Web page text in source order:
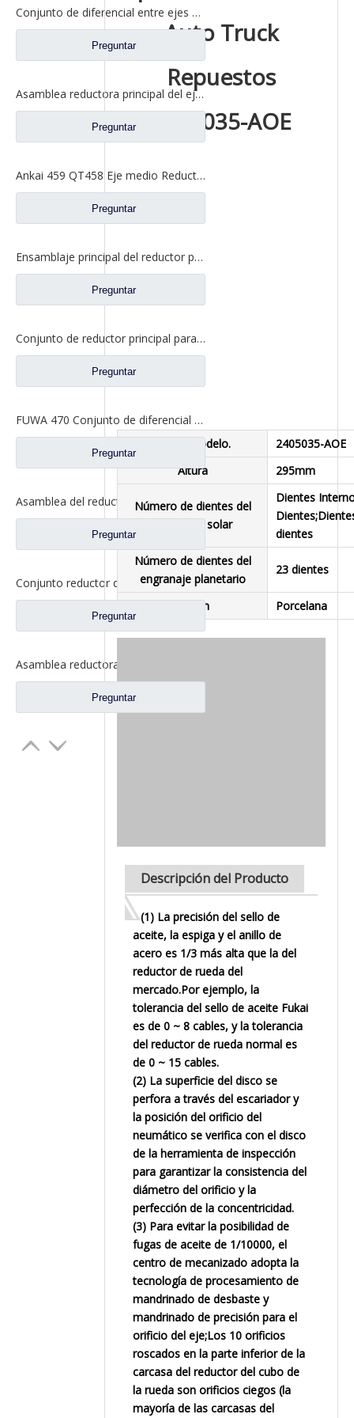
Conjunto de diferencial entre ejes para repuestos de camiones FAW Jiefang 475 2507055-K5H
Preguntar
Asamblea reductora principal del eje medio para los recambios AZ7121320745 AZ9231320745 del camión de Sinotruk Steyr HOWO HC16
Preguntar
Ankai 459 QT458 Eje medio Reductor principal Asamblea para Foton Auman Truck Repuestos HFF2502200CK2MC
Preguntar
Ensamblaje principal del reductor para los recambios 2502010AA6E del camión del eje medio de FAW Jiefang
Preguntar
Conjunto de reductor principal para repuestos de camiones pesados ​​de eje medio North BENZ BEIBEN
Preguntar
FUWA 470 Conjunto de diferencial de ensamblaje de reductor principal para repuestos de camiones Ford XSR-470 XST-26-470
Preguntar
Asamblea del reductor de la rueda para los recambios AZ9981340370 del camión de Sinotruk HOWO AC16
Preguntar
Conjunto reductor de cubo de rueda para SAIC-Iveco Hongyan H8B Camión Repuestos 2405-5801824432
Preguntar
Preguntar
Auto Truck
Repuestos
2405035-AOE
N º de Modelo.
2405035-AOE
Altura
295mm
Número de dientes del
engranaje solar
Dientes
dientes
Número de dientes del
engranaje planetario
23 dientes
Origen Porcelana
Descripción del Producto
(1) La precisión del sello de
aceite, la espiga y el anillo de
acero es 1/3 más alta que la del
reductor de rueda del
mercado.Por ejemplo, la
tolerancia del sello de aceite Fukai
es de 0 ~ 8 cables, y la tolerancia
del reductor de rueda normal es
de 0 ~ 15 cables.
(2) La superficie del disco se
perfora a través del escariador y
la posición del orificio del
neumático se verifica con el disco
de la herramienta de inspección
para garantizar la consistencia del
diámetro del orificio y la
perfección de la concentricidad.
(3) Para evitar la posibilidad de
fugas de aceite de 1/10000, el
centro de mecanizado adopta la
tecnología de procesamiento de
mandrinado de desbaste y
mandrinado de precisión para el
orificio del eje;Los 10 orificios
roscados en la parte inferior de la
carcasa del reductor del cubo de
la rueda son orificios ciegos (la
mayoría de las carcasas del